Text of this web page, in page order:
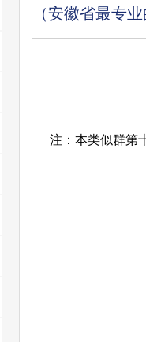
（安徽省最专
注：本类似群第